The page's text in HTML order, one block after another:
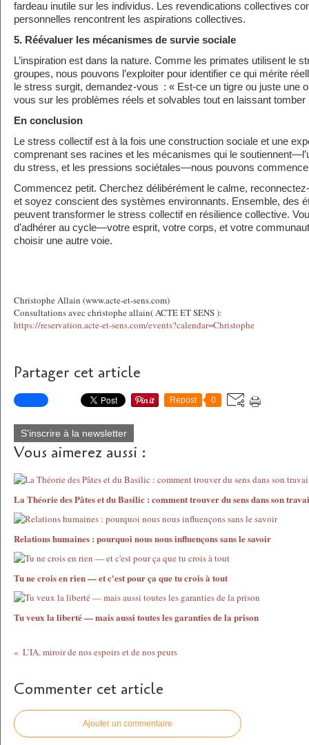
fardeau inutile sur les individus. Les revendications collectives
personnelles rencontrent les aspirations collectives.
5. Réévaluer les mécanismes de survie sociale
L’inspiration est dans la nature. Comme les primates utilisent le
groupes, nous pouvons l’exploiter pour identifier ce qui mérite
le stress surgit, demandez-vous : « Est-ce un tigre ou juste une
vous sur les problèmes réels et solvables tout en laissant
En conclusion
Le stress collectif est à la fois une construction sociale et une
comprenant ses racines et les mécanismes qui le
du stress, et les pressions sociétales—nous pouvons
Commencez petit. Cherchez délibérément le calme,
et soyez conscient des systèmes environnants. Ensemble, des
peuvent transformer le stress collectif en résilience collective.
d’adhérer au cycle—votre esprit, votre corps, et votre
choisir une autre voie.
Christophe Allain (www.acte-et-sens.com)
Consultations avec christophe allain( ACTE ET SENS ):
https://reservation.acte-et-sens.com/events?calendar=Christophe
Partager cet article
Repost 0
S'inscrire à la newsletter
Vous aimerez aussi :
La Théorie des Pâtes et du Basilic : comment trouver du sens dans son
Relations humaines : pourquoi nous nous influençons sans le savoir
Tu ne crois en rien — et c'est pour ça que tu crois à tout
Tu veux la liberté — mais aussi toutes les garanties de la prison
L’IA, miroir de nos espoirs et de nos peurs
Commenter cet article
Ajouter un commentaire